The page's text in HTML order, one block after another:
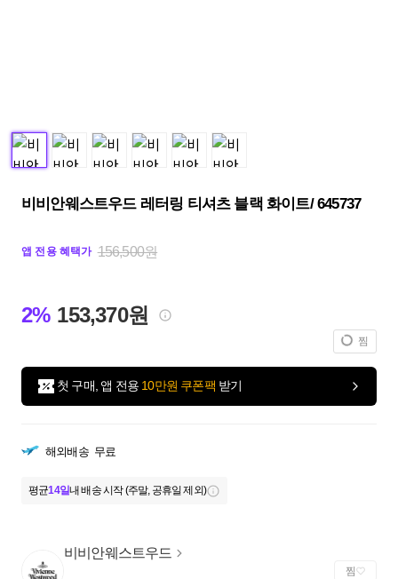
비비안웨스트우드 레터링 티셔츠 블랙 화이트/ 645737
앱 전용 혜택가 156,500원
2% 153,370원
찜
첫 구매, 앱 전용 10만원 쿠폰팩 받기
해외배송 무료
평균14일내 배송 시작 (주말, 공휴일 제외)
비비안웨스트우드
찜